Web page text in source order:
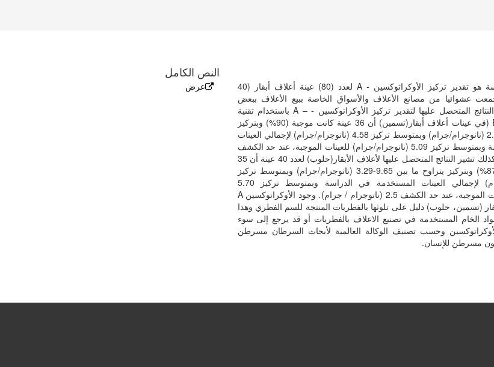
الهدف من ھده الدراسة ھو تقدير تركيز الأوكراتوكسين - A لعدد (80) عينة أعلاف أبقار (40
حلوب) جمعت عشوائيا من مصانع الأعلاف والأسواق الخاصة ببيع الأعلاف ببعض
مناطق ليبيا. أوضحت النتائج المتحصل علیھا لتقدير تركيز الأوكراتوكسين - – A باستخدام تقنية
الربط المناعي (ELISA (في عينات أعلاف أبقار(تسمين) أن 36 عينة كانت موجبة (90%) وبتركيز
يتراوح ما ببن 9.71-2.87 (نانوجرام/جرام) وبمتوسط تركيز 4.58 (نانوجرام/جرام) لإجمالي العينات
المستخدمة في الدراسة وبمتوسط تركيز 5.09 (نانوجرام/جرام) للعينات الموجبة، عند حد الكشف
2.5 (نانوجرام/جرام). كذلك تشير النتائج المتحصل عليها لأعلاف الأبقار(حلوب) لعدد 40 عینة أن 35
عینة كانت موجبة (87.5%) وبتركيز يتراوح ما ببن 9.65-3.29 (نانوجرام/جرام) وبمتوسط تركيز
4.99% (نانوجرام/جرام) لإجمالي العينات المستخدمة في الدراسة وبمتوسط تركيز 5.70
(نانوجرام/جرام) للعينات الموجبة، عند حد الكشف 2.5 (نانوجرام / جرام). وجود الأوكراتوكسين A
(تسمين، حلوب) دليل على تلوثها بالفطريات المنتجة للسم الفطري وهدا
الخام المستخدمة في تصنيع الاعلاف بالفطريات أو قد یرجع إلى سوء
وحسب تصنيف الوكالة العالمية لأبحاث السرطان مسرطن
مسرطن للإنسان.
النص الكامل
عرض